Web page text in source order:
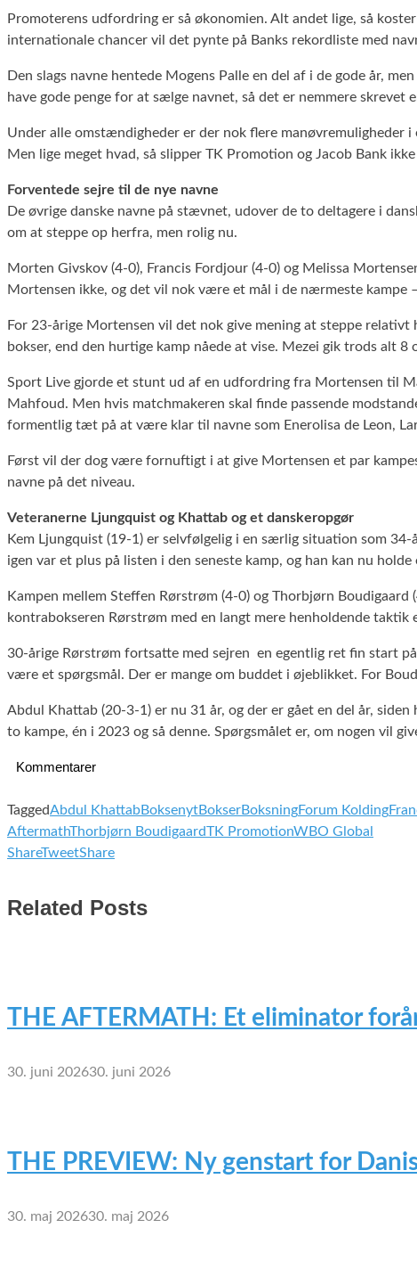
Promoterens udfordring er så økonomien. Alt andet lige, så
internationale chancer vil det pynte på Banks rekordliste med
Den slags navne hentede Mogens Palle en del af i de gode år,
have gode penge for at sælge navnet, så det er nemmere skrevet
Under alle omstændigheder er der nok flere manøvremuligheder
Men lige meget hvad, så slipper TK Promotion og Jacob Bank
Forventede sejre til de nye navne
De øvrige danske navne på stævnet, udover de to deltagere i
om at steppe op herfra, men rolig nu.
Morten Givskov (4-0), Francis Fordjour (4-0) og Melissa
Mortensen ikke, og det vil nok være et mål i de nærmeste
For 23-årige Mortensen vil det nok give mening at steppe
bokser, end den hurtige kamp nåede at vise. Mezei gik trods alt 8
Sport Live gjorde et stunt ud af en udfordring fra Mortensen til
Mahfoud. Men hvis matchmakeren skal finde passende
formentlig tæt på at være klar til navne som Enerolisa de Leon,
Først vil der dog være fornuftigt i at give Mortensen et par
navne på det niveau.
Veteranerne Ljungquist og Khattab og et danskeropgør
Kem Ljungquist (19-1) er selvfølgelig i en særlig situation som
igen var et plus på listen i den seneste kamp, og han kan nu
Kampen mellem Steffen Rørstrøm (4-0) og Thorbjørn
kontrabokseren Rørstrøm med en langt mere henholdende
30-årige Rørstrøm fortsatte med sejren en egentlig ret fin start
være et spørgsmål. Der er mange om buddet i øjeblikket. For
Abdul Khattab (20-3-1) er nu 31 år, og der er gået en del år,
to kampe, én i 2023 og så denne. Spørgsmålet er, om nogen vil
Kommentarer
TaggedAbdul KhattabBoksenytBokserBoksningForum Kolding
AftermathThorbjørn BoudigaardTK PromotionWBO Global
ShareTweetShare
Related Posts
THE AFTERMATH: Et eliminator
30. juni 202630. juni 2026
THE PREVIEW: Ny genstart for
30. maj 202630. maj 2026